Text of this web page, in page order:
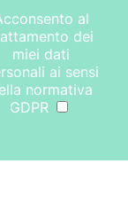
al
dei
miei dati
ai sensi
normativa
GDPR